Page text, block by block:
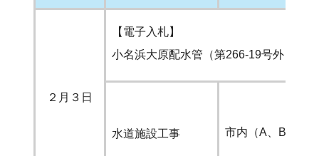
２月３日
【電子入札】
小名浜大原配水管（第266-19号外）改
水道施設工事 市内（A、B）